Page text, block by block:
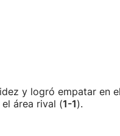
y logró empatar en
área rival (1-1).